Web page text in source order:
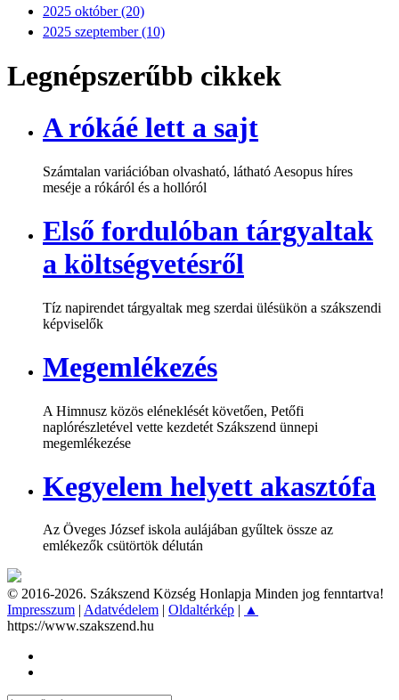
2025 október (20)
2025 szeptember (10)
Legnépszerűbb cikkek
A rókáé lett a sajt
Számtalan variációban olvasható, látható Aesopus híres
meséje a rókáról és a hollóról
Első fordulóban tárgyaltak
a költségvetésről
Tíz napirendet tárgyaltak meg szerdai ülésükön a szákszendi
képviselők
Megemlékezés
A Himnusz közös eléneklését követően, Petőfi
naplórészletével vette kezdetét Szákszend ünnepi
megemlékezése
Kegyelem helyett akasztófa
Az Öveges József iskola aulájában gyűltek össze az
emlékezők csütörtök délután
© 2016-2026. Szákszend Község Honlapja Minden jog fenntartva!
Impresszum | Adatvédelem | Oldaltérkép | ▲
https://www.szakszend.hu